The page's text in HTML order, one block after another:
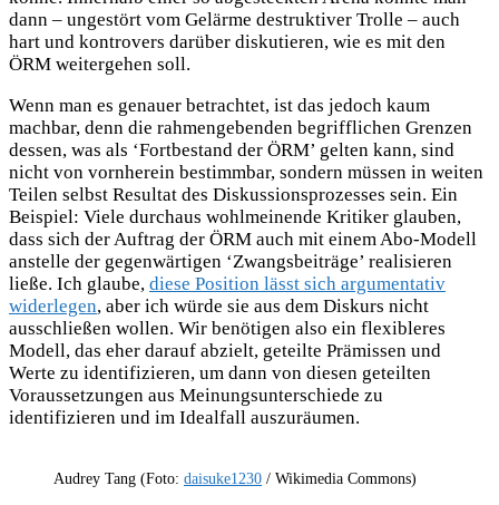
dann – ungestört vom Gelärme destruktiver Trolle – auch
hart und kontrovers darüber diskutieren, wie es mit den
ÖRM weitergehen soll.
Wenn man es genauer betrachtet, ist das jedoch kaum
machbar, denn die rahmengebenden begrifflichen Grenzen
dessen, was als ‘Fortbestand der ÖRM’ gelten kann, sind
nicht von vornherein bestimmbar, sondern müssen in weiten
Teilen selbst Resultat des Diskussionsprozesses sein. Ein
Beispiel: Viele durchaus wohlmeinende Kritiker glauben,
dass sich der Auftrag der ÖRM auch mit einem Abo-Modell
anstelle der gegenwärtigen ‘Zwangsbeiträge’ realisieren
ließe. Ich glaube, diese Position lässt sich argumentativ
widerlegen, aber ich würde sie aus dem Diskurs nicht
ausschließen wollen. Wir benötigen also ein flexibleres
Modell, das eher darauf abzielt, geteilte Prämissen und
Werte zu identifizieren, um dann von diesen geteilten
Voraussetzungen aus Meinungsunterschiede zu
identifizieren und im Idealfall auszuräumen.
Audrey Tang (Foto: daisuke1230 / Wikimedia Commons)